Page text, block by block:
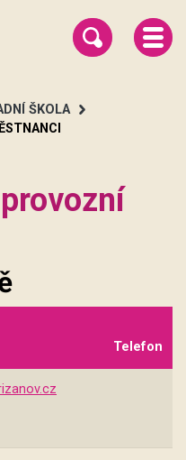
ŠKOLA
Telefon